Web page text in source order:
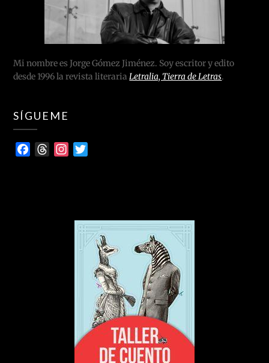
Mi nombre es Jorge Gómez Jiménez. Soy escritor y edito
desde 1996 la revista literariaLetralia, Tierra de Letras.
SÍGUEME
FacebookThreadsInstagram